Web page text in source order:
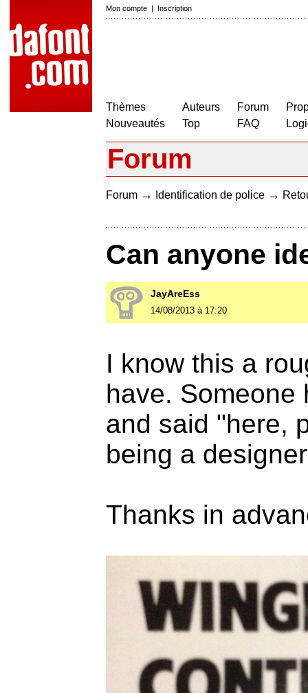
Mon compte | Inscription
Thèmes
Nouveautés
Auteurs
Top
Forum
FAQ
Forum
Forum → Identification de police →
Can anyone
JayAreEss
14/08/2013 à 17:20
I know this a
have. Someone
and said "here,
being a
Thanks in